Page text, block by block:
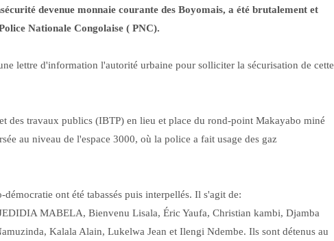
devenue monnaie courante des Boyomais, a été brutalement et
Nationale Congolaise ( PNC).
lettre d'information l'autorité urbaine pour solliciter la sécurisation de cette
des travaux publics (IBTP) en lieu et place du rond-point Makayabo miné
au niveau de l'espace 3000, où la police a fait usage des gaz
ont été tabassés puis interpellés. Il s'agit de:
MABELA, Bienvenu Lisala, Éric Yaufa, Christian kambi, Djamba
Kalala Alain, Lukelwa Jean et Ilengi Ndembe. Ils sont détenus au